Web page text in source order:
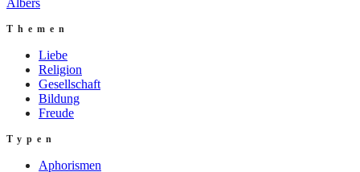
Albers
Themen
Liebe
Religion
Gesellschaft
Bildung
Freude
Typen
Aphorismen